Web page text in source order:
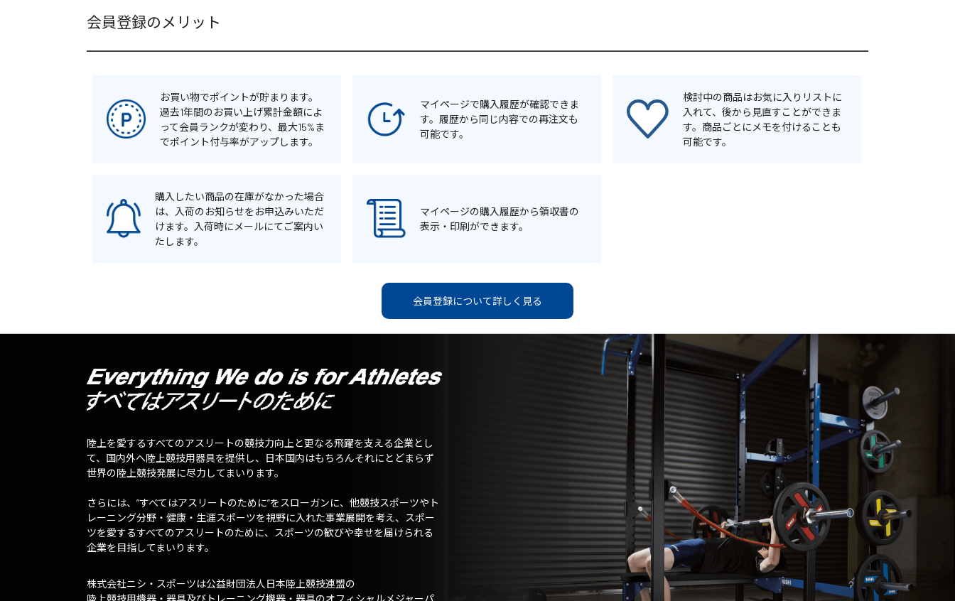
会員登録のメリット
お買い物でポイントが貯まります。
過去1年間のお買い上げ累計金額によ
って会員ランクが変わり、最大15%ま
でポイント付与率がアップします。
マイページで購入履歴が確認できま
す。履歴から同じ内容での再注文も
可能です。
検討中の商品はお気に入りリストに
入れて、後から見直すことができま
す。商品ごとにメモを付けることも
可能です。
購入したい商品の在庫がなかった場合
は、入荷のお知らせをお申込みいただ
けます。入荷時にメールにてご案内い
たします。
マイページの購入履歴から領収書の
表示・印刷ができます。
会員登録について詳しく見る
陸上を愛するすべてのアスリートの競技力向上と更なる飛躍を支える企業とし
て、国内外へ陸上競技用器具を提供し、日本国内はもちろんそれにとどまらず
世界の陸上競技発展に尽力してまいります。
さらには、”すべてはアスリートのために”をスローガンに、他競技スポーツやト
レーニング分野・健康・生涯スポーツを視野に入れた事業展開を考え、スポー
ツを愛するすべてのアスリートのために、スポーツの歓びや幸せを届けられる
企業を目指してまいります。
株式会社ニシ・スポーツは公益財団法人日本陸上競技連盟の
陸上競技用機器・器具及びトレーニング機器・器具のオフィシャルメジャーパ